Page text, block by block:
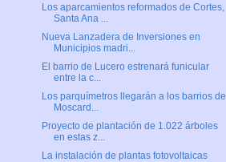
Los aparcamientos reformados de Cortes,
Santa Ana ...
Nueva Lanzadera de Inversiones en
Municipios madri...
El barrio de Lucero estrenará funicular
entre la c...
Los parquímetros llegarán a los barrios de
Moscard...
Proyecto de plantación de 1.022 árboles
en estas z...
La instalación de plantas fotovoltaicas